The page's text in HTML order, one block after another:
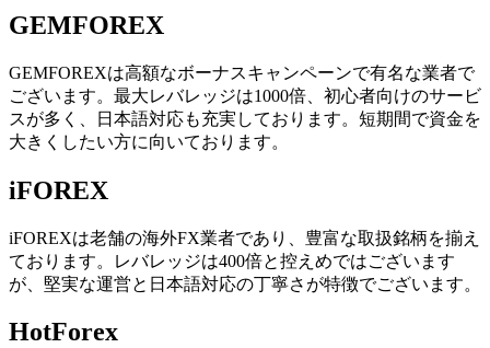
GEMFOREX
GEMFOREXは高額なボーナスキャンペーンで有名な業者で
ございます。最大レバレッジは1000倍、初心者向けのサービ
スが多く、日本語対応も充実しております。短期間で資金を
大きくしたい方に向いております。
iFOREX
iFOREXは老舗の海外FX業者であり、豊富な取扱銘柄を揃え
ております。レバレッジは400倍と控えめではございます
が、堅実な運営と日本語対応の丁寧さが特徴でございます。
HotForex